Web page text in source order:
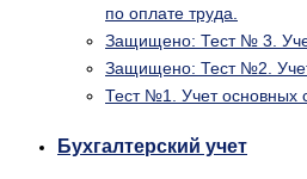
по оплате труда.
Защищено: Тест № 3.
Защищено: Тест №2.
Тест №1. Учет основных
Бухгалтерский учет